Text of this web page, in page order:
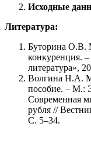
Исходные
Литература:
Буторина О.В.
конкуренция.
литература»,
Волгина Н.А.
пособие. – М.:
Современная
рубля //
С. 5–34.